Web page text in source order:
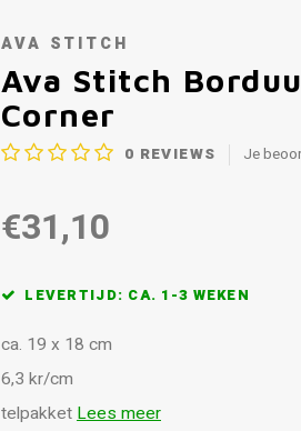
AVA STITCH
Ava Stitch
Corner
0 REVIEWS Je
€31,10
LEVERTIJD: CA. 1-3 WEKEN
ca. 19 x 18 cm
6,3 kr/cm
telpakketLees meer